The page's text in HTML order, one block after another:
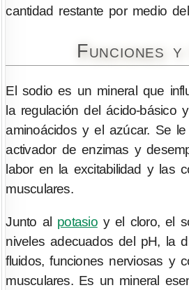
cantidad restante por medio
Funciones y
El sodio es un mineral que
la regulación del ácido-básico
aminoácidos y el azúcar. Se
activador de enzimas y
labor en la excitabilidad y las
musculares.
Junto al potasioy el cloro, el
niveles adecuados del pH, la
fluidos, funciones nerviosas y
musculares. Es un mineral